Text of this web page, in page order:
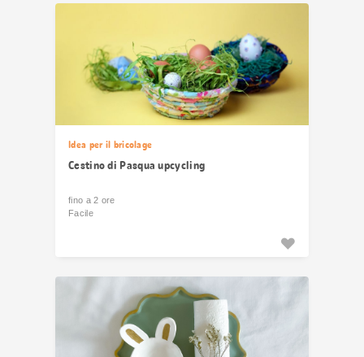
Idea per il bricolage
Cestino di Pasqua upcycling
fino a 2 ore
Facile